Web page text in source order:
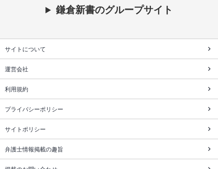
鎌倉新書のグループサイト
サイトについて
運営会社
利用規約
プライバシーポリシー
サイトポリシー
弁護士情報掲載の趣旨